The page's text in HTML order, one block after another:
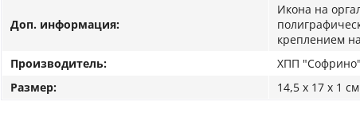
Доп. информация:
Икона на
креплением
Производитель:
ХПП "Софрино"
Размер:
14,5 x 17 x 1